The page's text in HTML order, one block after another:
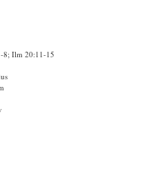
8; Ilm 20:11-15